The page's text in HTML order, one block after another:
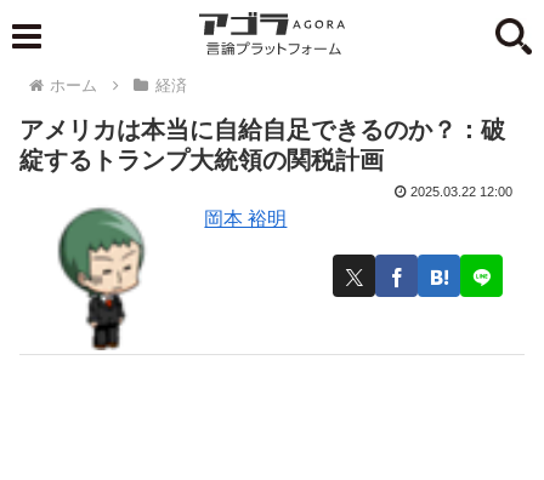
ホーム 経済
アメリカは本当に自給自足できるのか？：破
綻するトランプ大統領の関税計画
岡本 裕明
2025.03.22 12:00